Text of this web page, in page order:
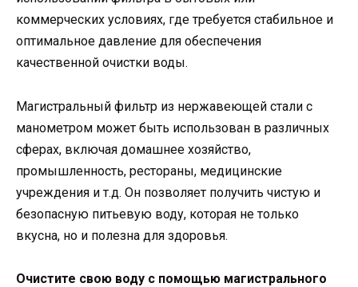
коммерческих условиях, где требуется стабильное и
оптимальное давление для обеспечения
качественной очистки воды.
Магистральный фильтр из нержавеющей стали с
манометром может быть использован в различных
сферах, включая домашнее хозяйство,
промышленность, рестораны, медицинские
учреждения и т.д. Он позволяет получить чистую и
безопасную питьевую воду, которая не только
вкусна, но и полезна для здоровья.
Очистите свою воду с помощью магистрального